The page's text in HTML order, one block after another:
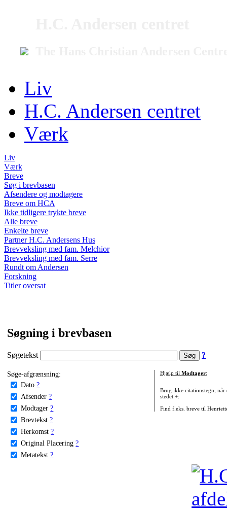
Liv
H.C. Andersen centret
Værk
Liv
Værk
Breve
Søg i brevbasen
Afsendere og modtagere
Breve om HCA
Ikke tidligere trykte breve
Alle breve
Enkelte breve
Partner H.C. Andersens Hus
Brevveksling med fam. Melchior
Brevveksling med fam. Serre
Rundt om Andersen
Forskning
Titler oversat
Søgning i brevbasen
Søgetekst ?
Søge-afgrænsning:
Dato ?
Afsender ?
Modtager ?
Brevtekst ?
Herkomst ?
Original Placering ?
Metatekst ?
Hjælp til Modtager:
Brug ikke citationstegn, når
stedet +:
Find f.eks. breve til